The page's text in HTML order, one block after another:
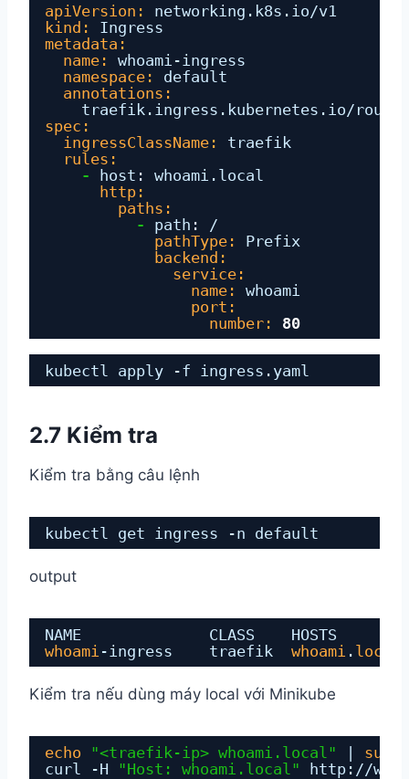
apiVersion:
networking.k8s.io/v1
kind:
Ingress
metadata:
name:
whoami-ingress
namespace:
default
annotations:
traefik.ingress.kubernetes.io/router
spec:
ingressClassName:
traefik
rules:
-
host :
whoami.local
http:
paths:
-
path :
/
pathType:
Prefix
backend:
service:
name:
whoami
port:
number:
80
kubectl apply -f ingress.yaml
2.7 Kiểm tra
Kiểm tra bằng câu lệnh
kubectl get ingress -n default
output
NAME              CLASS    HOSTS
whoami -ingress    traefik whoami . local
Kiểm tra nếu dùng máy local với Minikube
echo "<traefik-ip> whoami.local" | sudo
curl -H "Host: whoami.local" http: //